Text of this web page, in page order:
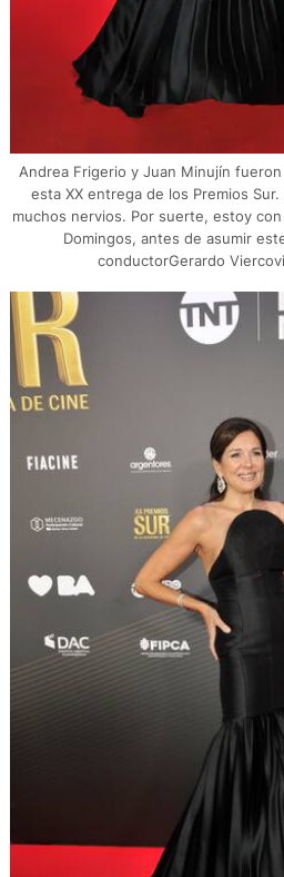
Andrea Frigerio y Juan Minujín
esta XX entrega de los Premios
muchos nervios. Por suerte, estoy
Domingos, antes de asumir
conductorGerardo